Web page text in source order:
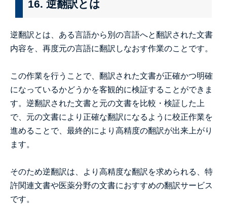
16. 逆翻訳とは
逆翻訳とは、ある言語から別の言語へと翻訳された文書
内容を、再度元の言語に翻訳しなおす作業のことです。
この作業を行うことで、翻訳された文書が正確かつ明確
になっているかどうかを客観的に検証することができま
す。逆翻訳された文書と元の文書を比較・検証した上
で、元の文書により正確な翻訳になるように校正作業を
進めることで、最終的により高精度の翻訳が出来上がり
ます。
そのため逆翻訳は、より高精度な翻訳を求められる、特
許関連文書や医薬分野の文書におすすめの翻訳サービス
です。